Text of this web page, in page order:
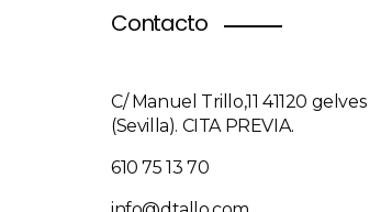
Contacto
C/ Manuel Trillo,11 41120 gelves
(Sevilla). CITA PREVIA.
610 75 13 70